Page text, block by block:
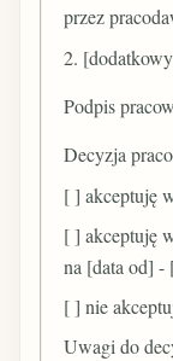
przez
2.
Podpis
Decyzja
[ ] akceptuję
[ ] akceptuję
na [data od] -
[ ] nie
Uwagi do